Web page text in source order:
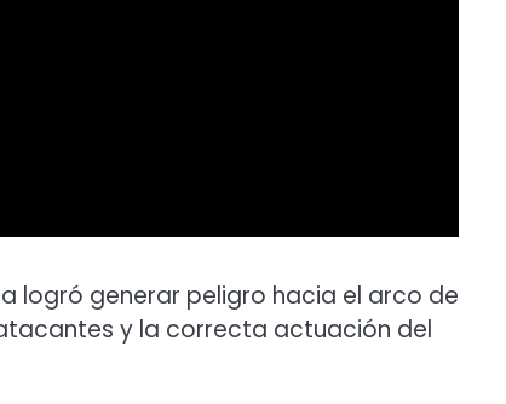
logró generar peligro hacia el arco de
y la correcta actuación del